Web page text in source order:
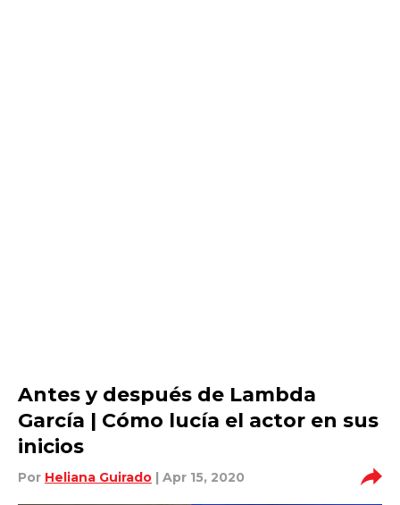
Antes y después de Lambda
García | Cómo lucía el actor en sus
inicios
Por Heliana Guirado | Apr 15, 2020